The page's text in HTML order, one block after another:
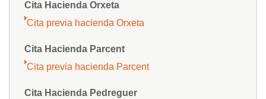
Cita Hacienda Orxeta
Cita previa hacienda Orxeta
Cita Hacienda Parcent
Cita previa hacienda Parcent
Cita Hacienda Pedreguer